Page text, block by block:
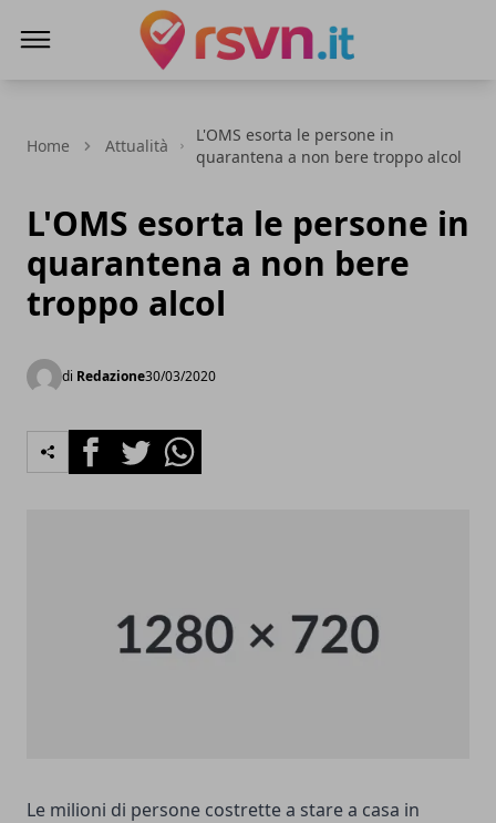
Home Attualità
L'OMS esorta le persone in
quarantena a non bere troppo alcol
L'OMS esorta le persone in
quarantena a non bere
troppo alcol
di Redazione30/03/2020
FacebookTwitterWhatsapp
Le milioni di persone costrette a stare a casa in